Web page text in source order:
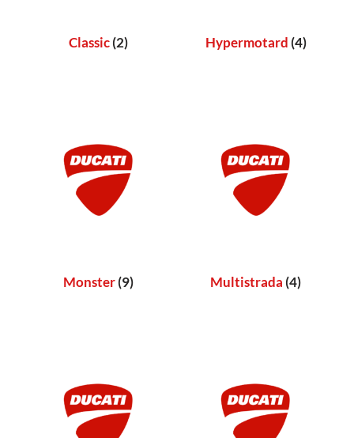
Classic(2) Hypermotard (4)
Monster(9) Multistrada (4)